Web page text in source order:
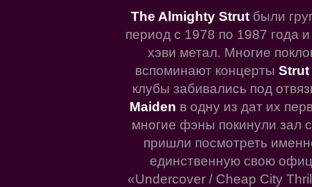
The Almighty Strut были
период с 1978 по 1987 года
хэви метал. Многие
вспоминают концерты Strut
клубы забивались под
Maiden в одну из дат их
многие фэны покинули зал
пришли посмотреть
единственную свою
«Undercover / Cheap City